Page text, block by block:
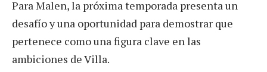
Para Malen, la próxima temporada presenta un
desafío y una oportunidad para demostrar que
pertenece como una figura clave en las
ambiciones de Villa.